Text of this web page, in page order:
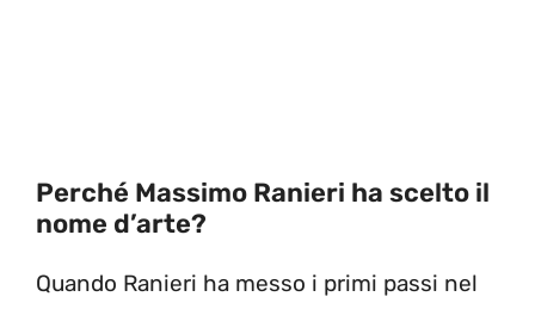
Perché Massimo Ranieri ha scelto il
nome d’arte?
Quando Ranieri ha messo i primi passi nel